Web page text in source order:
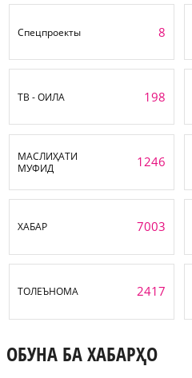
Спецпроекты 8
ТВ - ОИЛА 198
МАСЛИҲАТИ
МУФИД
1246
ХАБАР 7003
ТОЛЕЪНОМА 2417
ОБУНА БА ХАБАРҲО